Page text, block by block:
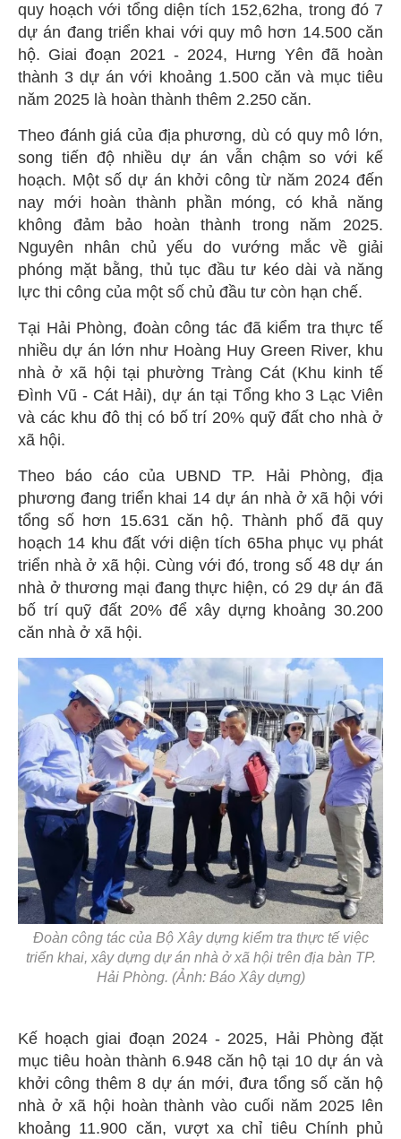
quy hoạch với tổng diện tích 152,62ha, trong đó 7
dự án đang triển khai với quy mô hơn 14.500 căn
hộ. Giai đoạn 2021 - 2024, Hưng Yên đã hoàn
thành 3 dự án với khoảng 1.500 căn và mục tiêu
năm 2025 là hoàn thành thêm 2.250 căn.
Theo đánh giá của địa phương, dù có quy mô lớn,
song tiến độ nhiều dự án vẫn chậm so với kế
hoạch. Một số dự án khởi công từ năm 2024 đến
nay mới hoàn thành phần móng, có khả năng
không đảm bảo hoàn thành trong năm 2025.
Nguyên nhân chủ yếu do vướng mắc về giải
phóng mặt bằng, thủ tục đầu tư kéo dài và năng
lực thi công của một số chủ đầu tư còn hạn chế.
Tại Hải Phòng, đoàn công tác đã kiểm tra thực tế
nhiều dự án lớn như Hoàng Huy Green River, khu
nhà ở xã hội tại phường Tràng Cát (Khu kinh tế
Đình Vũ - Cát Hải), dự án tại Tổng kho 3 Lạc Viên
và các khu đô thị có bố trí 20% quỹ đất cho nhà ở
xã hội.
Theo báo cáo của UBND TP. Hải Phòng, địa
phương đang triển khai 14 dự án nhà ở xã hội với
tổng số hơn 15.631 căn hộ. Thành phố đã quy
hoạch 14 khu đất với diện tích 65ha phục vụ phát
triển nhà ở xã hội. Cùng với đó, trong số 48 dự án
nhà ở thương mại đang thực hiện, có 29 dự án đã
bố trí quỹ đất 20% để xây dựng khoảng 30.200
căn nhà ở xã hội.
Đoàn công tác của Bộ Xây dựng kiểm tra thực tế việc
triển khai, xây dựng dự án nhà ở xã hội trên địa bàn TP.
Hải Phòng. (Ảnh: Báo Xây dựng)
Kế hoạch giai đoạn 2024 - 2025, Hải Phòng đặt
mục tiêu hoàn thành 6.948 căn hộ tại 10 dự án và
khởi công thêm 8 dự án mới, đưa tổng số căn hộ
nhà ở xã hội hoàn thành vào cuối năm 2025 lên
khoảng 11.900 căn, vượt xa chỉ tiêu Chính phủ